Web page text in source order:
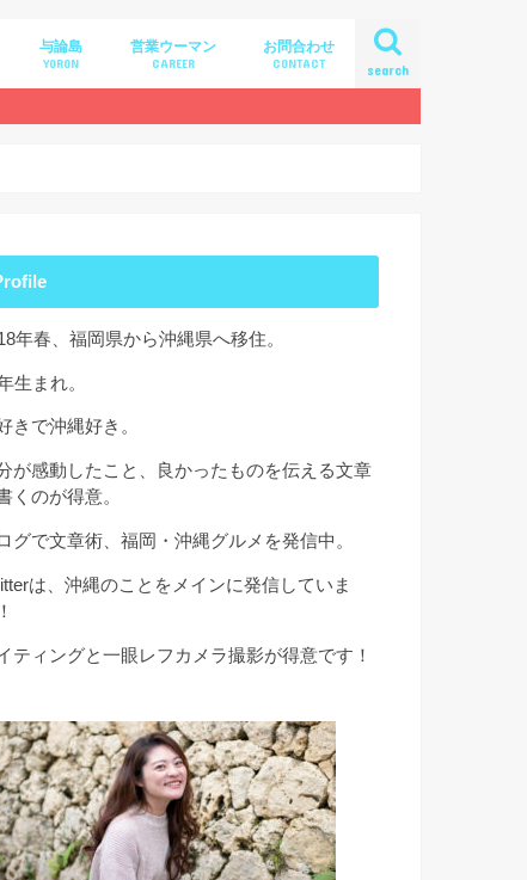
search
与論島
YORON
営業ウーマン
CAREER
お問合わせ
CONTACT
年春、福岡県から沖縄県へ移住。
生まれ。
きで沖縄好き。
が感動したこと、良かったものを伝える文章
くのが得意。
グで文章術、福岡・沖縄グルメを発信中。
は、沖縄のことをメインに発信していま
ティングと一眼レフカメラ撮影が得意です！